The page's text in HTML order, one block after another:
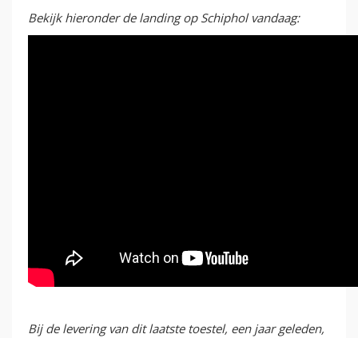
Bekijk hieronder de landing op Schiphol vandaag:
Bij de levering van dit laatste toestel, een jaar geleden,